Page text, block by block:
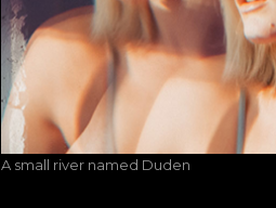
A small river named Duden